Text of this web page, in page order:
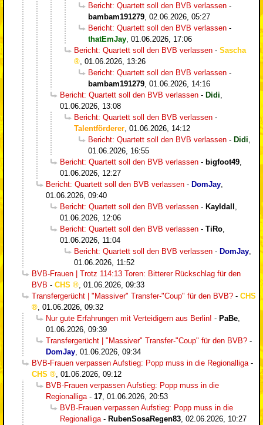
Bericht: Quartett soll den BVB verlassen -
bambam191279, 02.06.2026, 05:27
Bericht: Quartett soll den BVB verlassen -
thatEmJay, 01.06.2026, 17:06
Bericht: Quartett soll den BVB verlassen - Sascha
, 01.06.2026, 13:26
Bericht: Quartett soll den BVB verlassen -
bambam191279, 01.06.2026, 14:16
Bericht: Quartett soll den BVB verlassen - Didi,
01.06.2026, 13:08
Bericht: Quartett soll den BVB verlassen -
Talentförderer, 01.06.2026, 14:12
Bericht: Quartett soll den BVB verlassen - Didi,
01.06.2026, 16:55
Bericht: Quartett soll den BVB verlassen - bigfoot49,
01.06.2026, 12:27
Bericht: Quartett soll den BVB verlassen - DomJay,
01.06.2026, 09:40
Bericht: Quartett soll den BVB verlassen - Kayldall ,
01.06.2026, 12:06
Bericht: Quartett soll den BVB verlassen - TiRo,
01.06.2026, 11:04
Bericht: Quartett soll den BVB verlassen - DomJay,
01.06.2026, 11:52
BVB-Frauen | Trotz 114:13 Toren: Bitterer Rückschlag für den
BVB - CHS , 01.06.2026, 09:33
Transfergerücht | "Massiver" Transfer-"Coup" für den BVB? - CHS
, 01.06.2026, 09:32
Nur gute Erfahrungen mit Verteidigern aus Berlin! - PaBe,
01.06.2026, 09:39
Transfergerücht | "Massiver" Transfer-"Coup" für den BVB? -
DomJay, 01.06.2026, 09:34
BVB-Frauen verpassen Aufstieg: Popp muss in die Regionalliga-
CHS
, 01.06.2026, 09:12
BVB-Frauen verpassen Aufstieg: Popp muss in die
Regionalliga- 17, 01.06.2026, 20:53
BVB-Frauen verpassen Aufstieg: Popp muss in die
Regionalliga- RubenSosaRegen83, 02.06.2026, 10:27